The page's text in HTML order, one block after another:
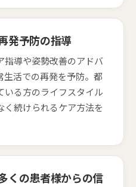
発予防の指導
指導や姿勢改善のアドバ
生活での再発を予防。都
いる方のライフスタイル
く続けられるケア方法を
くの患者様からの信